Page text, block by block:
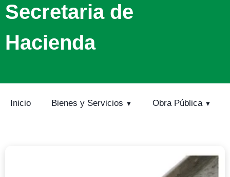
Secretaria de
Hacienda
Inicio Bienes y Servicios Obra Pública